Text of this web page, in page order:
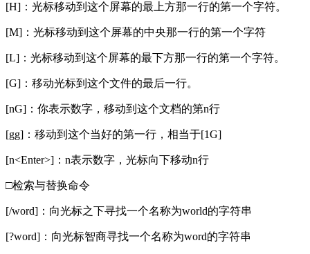
[H]：光标移动到这个屏幕的最上方那一行的第一个字符。
[M]：光标移动到这个屏幕的中央那一行的第一个字符
[L]：光标移动到这个屏幕的最下方那一行的第一个字符。
[G]：移动光标到这个文件的最后一行。
[nG]：你表示数字，移动到这个文档的第n行
[gg]：移动到这个当好的第一行，相当于[1G]
[n<Enter>]：n表示数字，光标向下移动n行
□检索与替换命令
[/word]：向光标之下寻找一个名称为world的字符串
[?word]：向光标智商寻找一个名称为word的字符串